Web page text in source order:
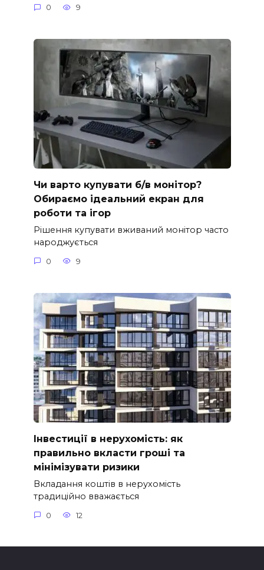
0 9
Чи варто купувати б/в монітор?
Обираємо ідеальний екран для
роботи та ігор
Рішення купувати вживаний монітор часто
народжується
0 9
Інвестиції в нерухомість: як
правильно вкласти гроші та
мінімізувати ризики
Вкладання коштів в нерухомість
традиційно вважається
0 12